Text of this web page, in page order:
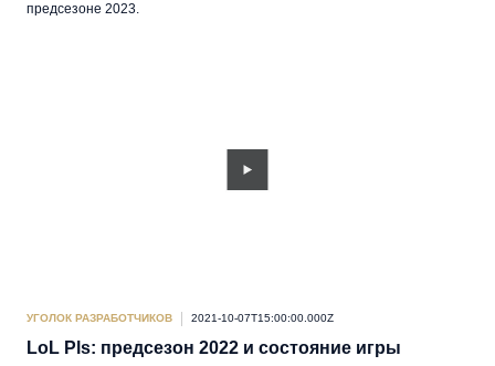
предсезоне 2023.
УГОЛОК РАЗРАБОТЧИКОВ 2021-10-07T15:00:00.000Z
LoL Pls: предсезон 2022 и состояние игры